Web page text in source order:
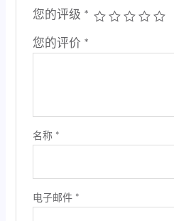
您的评级 *
您的评价 *
名称 *
电子邮件 *